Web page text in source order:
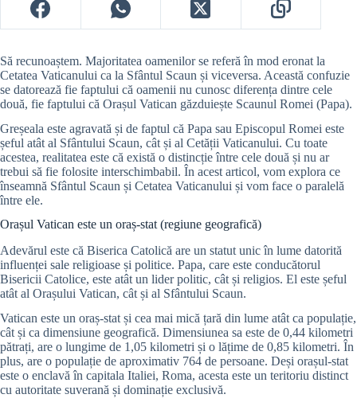
Să recunoaștem. Majoritatea oamenilor se referă în mod eronat la
Cetatea Vaticanului ca la Sfântul Scaun și viceversa. Această confuzie
se datorează fie faptului că oamenii nu cunosc diferența dintre cele
două, fie faptului că Orașul Vatican găzduiește Scaunul Romei (Papa).
Greșeala este agravată și de faptul că Papa sau Episcopul Romei este
șeful atât al Sfântului Scaun, cât și al Cetății Vaticanului. Cu toate
acestea, realitatea este că există o distincție între cele două și nu ar
trebui să fie folosite interschimbabil. În acest articol, vom explora ce
înseamnă Sfântul Scaun și Cetatea Vaticanului și vom face o paralelă
între ele.
Orașul Vatican este un oraș-stat (regiune geografică)
Adevărul este că Biserica Catolică are un statut unic în lume datorită
influenței sale religioase și politice. Papa, care este conducătorul
Bisericii Catolice, este atât un lider politic, cât și religios. El este șeful
atât al Orașului Vatican, cât și al Sfântului Scaun.
Vatican este un oraș-stat și cea mai mică țară din lume atât ca populație,
cât și ca dimensiune geografică. Dimensiunea sa este de 0,44 kilometri
pătrați, are o lungime de 1,05 kilometri și o lățime de 0,85 kilometri. În
plus, are o populație de aproximativ 764 de persoane. Deși orașul-stat
este o enclavă în capitala Italiei, Roma, acesta este un teritoriu distinct
cu autoritate suverană și dominație exclusivă.